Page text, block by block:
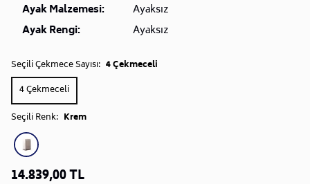
Ayak Malzemesi:
Ayaksız
Ayak Rengi:
Ayaksız
Seçili Çekmece Sayısı: 4 Çekmeceli
4 Çekmeceli
Seçili Renk: Krem
14.839,00 TL